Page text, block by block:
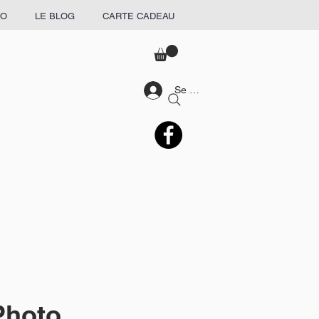
LE BLOG CARTE CADEAU
Se connecter